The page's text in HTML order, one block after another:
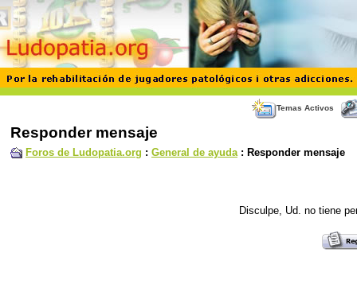
Temas Activos
Responder mensaje
Foros de Ludopatia.org : General de ayuda: Responder mensaje
Disculpe, Ud. no tiene